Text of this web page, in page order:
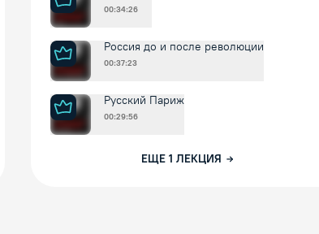
00:34:26
Россия до и после революции
00:37:23
Русский Париж
00:29:56
ЕЩЕ 1 ЛЕКЦИЯ